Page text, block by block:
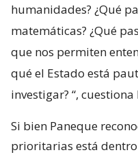
humanidades? ¿Qué
matemáticas? ¿Qué
que nos permiten
qué el Estado está
investigar? “,
Si bien Paneque
prioritarias está